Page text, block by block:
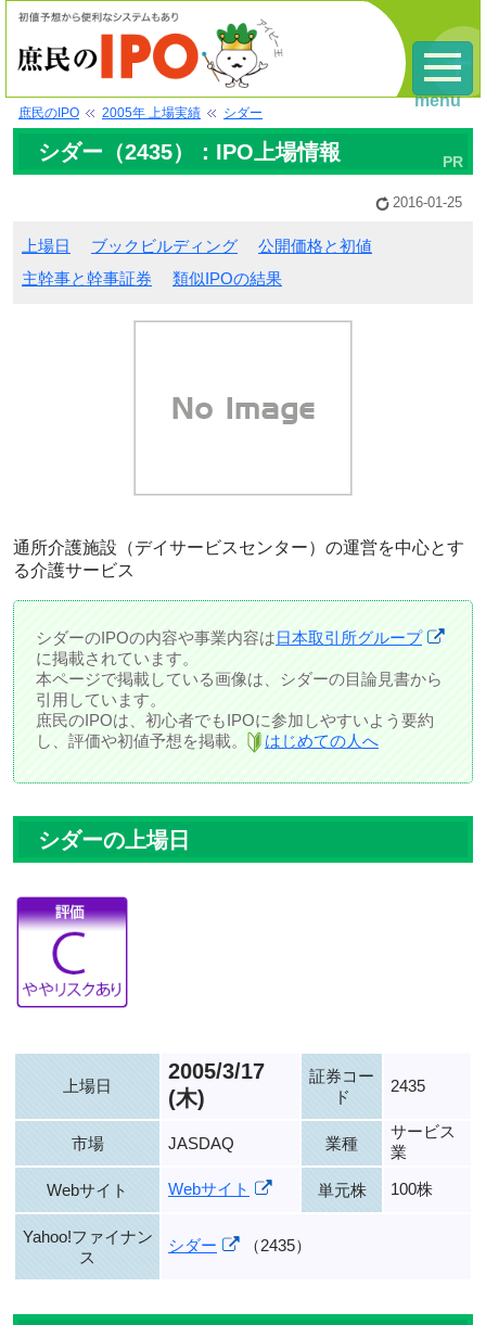
庶民のIPO 2005年 上場実績 シダー
シダー（2435）：IPO上場情報
2016-01-25
上場日 ブックビルディング
公開価格と初値
主幹事と幹事証券
類似IPOの結果
通所介護施設（デイサービスセンター）の運営を中心とす
る介護サービス
シダーのIPOの内容や事業内容は日本取引所グループ
に掲載されています。
本ページで掲載している画像は、シダーの目論見書から
引用しています。
庶民のIPOは、初心者でもIPOに参加しやすいよう要約
し、評価や初値予想を掲載。
はじめての人へ
シダーの上場日
上場日
2005/3/17
(木)
証券コー
ド
2435
市場 JASDAQ 業種
サービス
業
Webサイト Webサイト 単元株 100株
Yahoo!ファイナン
ス
シダー （2435）
menu